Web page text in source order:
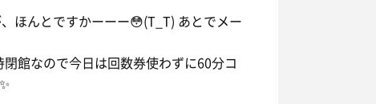
イダーマンやってたらしいwww)
ら、4人のスパイダーマンが現れました
鑑賞に来てたようです。)
のごとくスパイディ同士で対決パフォー
ほんとですかーーー😳(T_T) あとでメー
館なので今日は回数券使わずに60分コ